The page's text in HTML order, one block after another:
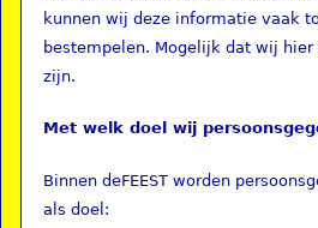
kunnen wij deze informatie vaak
bestempelen. Mogelijk dat wij
zijn.
Met welk doel wij
Binnen deFEEST worden
als doel: